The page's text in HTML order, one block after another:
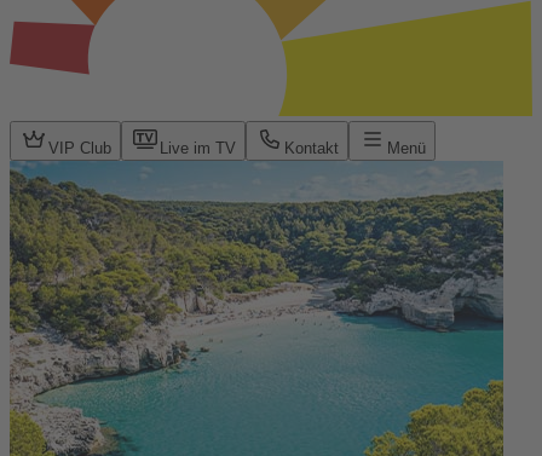
VIP Club Live im TV Kontakt Menü